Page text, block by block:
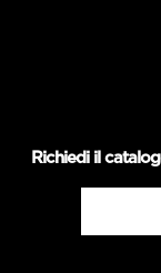
Richiedi il